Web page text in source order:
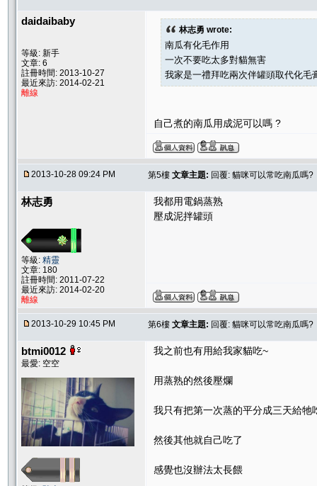
daidaibaby
等級: 新手
文章: 6
註冊時間: 2013-10-27
最近來訪: 2014-02-21
離線
林志勇 wrote:
南瓜有化毛作用
一次不要吃太多對貓無害
我家是一禮拜吃兩次伴罐頭取代化毛
自己煮的南瓜用成泥可以嗎 ?
2013-10-28 09:24 PM 第5樓 文章主題: 回覆: 貓咪可以常吃南瓜嗎?
林志勇
等級: 精靈
文章: 180
註冊時間: 2011-07-22
最近來訪: 2014-02-20
離線
我都用電鍋蒸熟
壓成泥拌罐頭
2013-10-29 10:45 PM 第6樓 文章主題: 回覆: 貓咪可以常吃南瓜嗎?
btmi0012
最愛: 空空
我之前也有用給我家貓吃~
用蒸熟的然後壓爛
我只有把第一次蒸的平分成三天給牠
然後其他就自己吃了
感覺也沒辦法太長餵